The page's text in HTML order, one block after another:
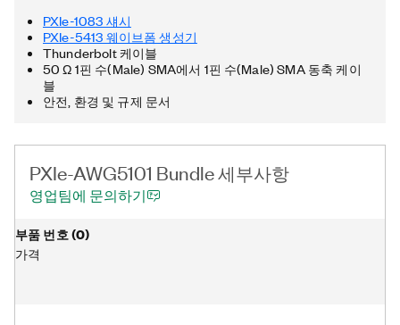
PXIe-1083 섀시
PXIe-5413 웨이브폼 생성기
Thunderbolt 케이블
50 Ω 1핀 수(Male) SMA에서 1핀 수(Male) SMA 동축 케이
블
안전, 환경 및 규제 문서
PXIe-AWG5101 Bundle 세부사항
영업팀에 문의하기
부품 번호(0)
가격